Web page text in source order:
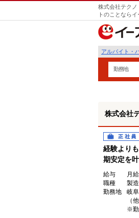
株式会社テク
トのことなら
アルバイト・
勤務地
株式会社
正社員
経験より
期安定を
給与
月
職種
製
勤務地
岐
（
※勤